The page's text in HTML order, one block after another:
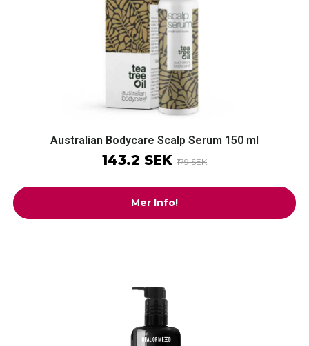
Australian Bodycare Scalp Serum 150 ml
143.2 SEK 179 SEK
Mer Info!